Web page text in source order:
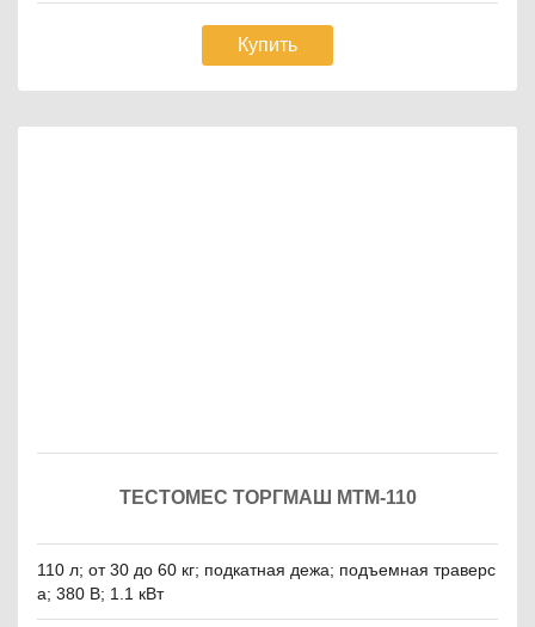
Купить
ТЕСТОМЕС ТОРГМАШ МТМ-110
110 л; от 30 до 60 кг; подкатная дежа; подъемная траверс
а; 380 В; 1.1 кВт